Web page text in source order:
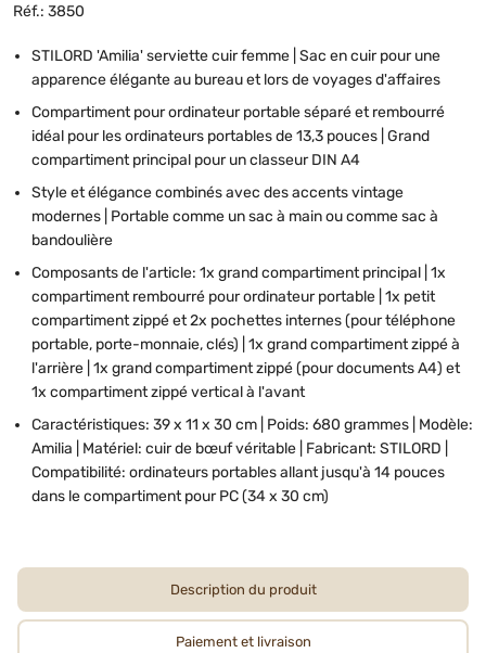
Réf.: 3850
STILORD 'Amilia' serviette cuir femme | Sac en cuir pour une
apparence élégante au bureau et lors de voyages d'affaires
Compartiment pour ordinateur portable séparé et rembourré
idéal pour les ordinateurs portables de 13,3 pouces | Grand
compartiment principal pour un classeur DIN A4
Style et élégance combinés avec des accents vintage
modernes | Portable comme un sac à main ou comme sac à
bandoulière
Composants de l'article: 1x grand compartiment principal | 1x
compartiment rembourré pour ordinateur portable | 1x petit
compartiment zippé et 2x pochettes internes (pour téléphone
portable, porte-monnaie, clés) | 1x grand compartiment zippé à
l'arrière | 1x grand compartiment zippé (pour documents A4) et
1x compartiment zippé vertical à l'avant
Caractéristiques: 39 x 11 x 30 cm | Poids: 680 grammes | Modèle:
Amilia | Matériel: cuir de bœuf véritable | Fabricant: STILORD |
Compatibilité: ordinateurs portables allant jusqu'à 14 pouces
dans le compartiment pour PC (34 x 30 cm)
Description du produit
Paiement et livraison